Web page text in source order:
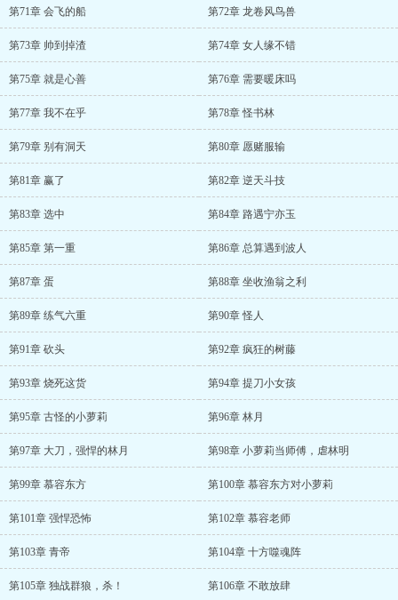
第71章 会飞的船 第72章 龙卷风鸟兽
第73章 帅到掉渣 第74章 女人缘不错
第75章 就是心善 第76章 需要暖床吗
第77章 我不在乎 第78章 怪书林
第79章 别有洞天 第80章 愿赌服输
第81章 赢了 第82章 逆天斗技
第83章 选中 第84章 路遇宁亦玉
第85章 第一重 第86章 总算遇到波人
第87章 蛋 第88章 坐收渔翁之利
第89章 练气六重 第90章 怪人
第91章 砍头 第92章 疯狂的树藤
第93章 烧死这货 第94章 提刀小女孩
第95章 古怪的小萝莉 第96章 林月
第97章 大刀，强悍的林月 第98章 小萝莉当师傅，虐林明
第99章 慕容东方 第100章 慕容东方对小萝莉
第101章 强悍恐怖 第102章 慕容老师
第103章 青帝 第104章 十方噬魂阵
第105章 独战群狼，杀！ 第106章 不敢放肆